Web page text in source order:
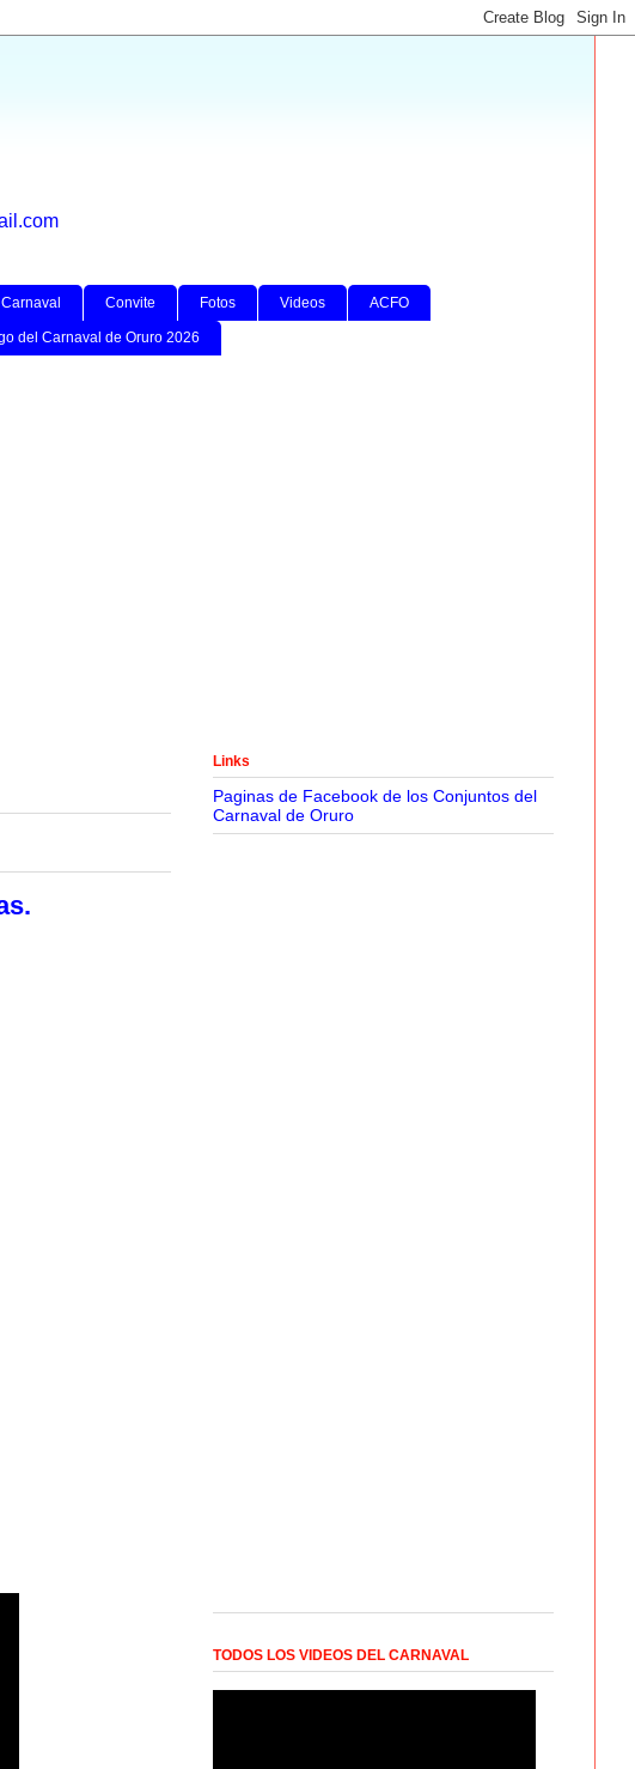
Convite Fotos Videos ACFO
del Carnaval de Oruro 2026
Links
Paginas de Facebook de los Conjuntos del
Carnaval de Oruro
TODOS LOS VIDEOS DEL CARNAVAL